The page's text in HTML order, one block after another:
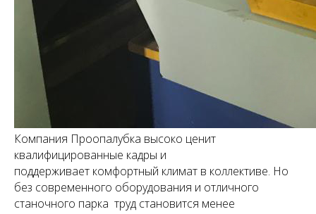
Компания Проопалубка высоко ценит
квалифицированные кадры и
поддерживает комфортный климат в коллективе. Но
без современного оборудования и отличного
станочного парка труд становится менее